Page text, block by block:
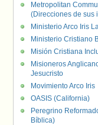
Metropolitan
(Direcciones de sus
Ministerio Arco Iris
Ministerio Cristiano
Misión Cristiana
Misioneros
Jesucristo
Movimiento Arco Iris
OASIS (California)
Peregrino
Bíblica)